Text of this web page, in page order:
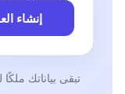
إنشاء
تبقى بياناتك ملكًا